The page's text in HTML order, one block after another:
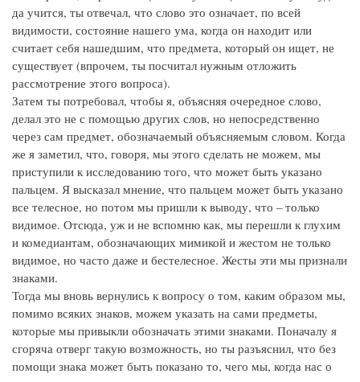
да учится, ты отвечал, что слово это означает, по всей
видимости, состояние нашего ума, когда он находит или
считает себя нашедшим, что предмета, который он ищет, не
существует (впрочем, ты посчитал нужным отложить
рассмотрение этого вопроса).
Затем ты потребовал, чтобы я, объясняя очередное слово,
делал это не с помощью других слов, но непосредственно
через сам предмет, обозначаемый объясняемым словом. Когда
же я заметил, что, говоря, мы этого сделать не можем, мы
приступили к исследованию того, что может быть указано
пальцем. Я высказал мнение, что пальцем может быть указано
все телесное, но потом мы пришли к выводу, что – только
видимое. Отсюда, уж и не вспомню как, мы перешли к глухим
и комедиантам, обозначающих мимикой и жестом не только
видимое, но часто даже и бестелесное. Жесты эти мы признали
знаками.
Тогда мы вновь вернулись к вопросу о том, каким образом мы,
помимо всяких знаков, можем указать на сами предметы,
которые мы привыкли обозначать этими знаками. Поначалу я
сгоряча отверг такую возможность, но ты разъяснил, что без
помощи знака может быть показано то, чего мы, когда нас о